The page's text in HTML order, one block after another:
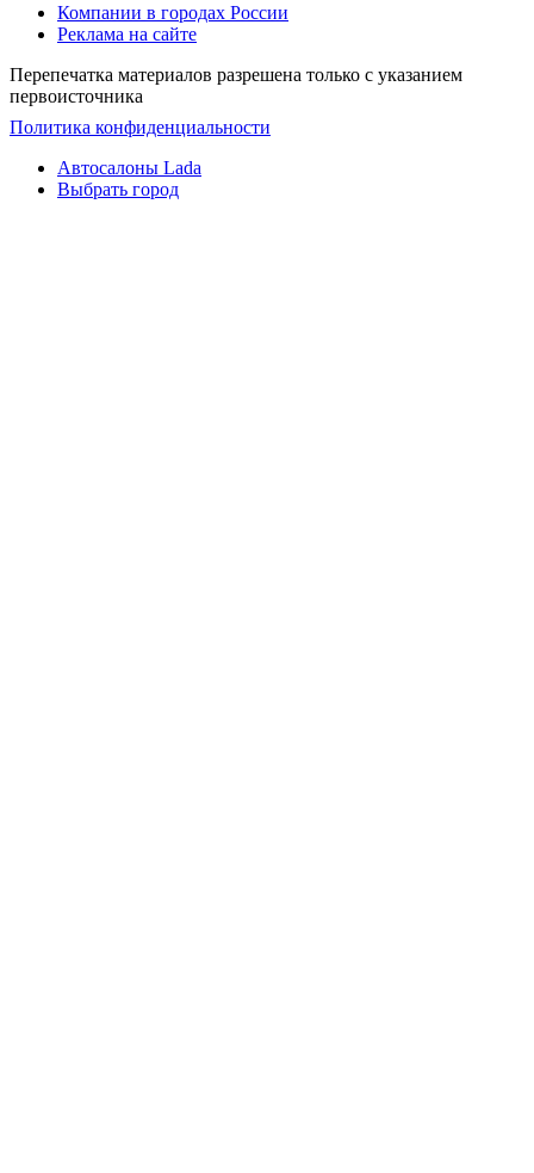
Компании в городах России
Реклама на сайте
Перепечатка материалов разрешена только с указанием
первоисточника
Политика конфиденциальности
Автосалоны Lada
Выбрать город